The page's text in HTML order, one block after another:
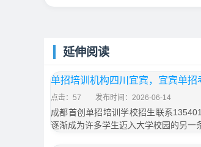
延伸阅读
单招培训机构四川宜宾，宜宾单招
点击：57 发布时间：2026-06-14
成都首创单招培训学校招生联系
逐渐成为许多学生迈入大学校园的另一